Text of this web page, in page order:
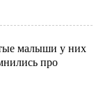
малыши у них
про